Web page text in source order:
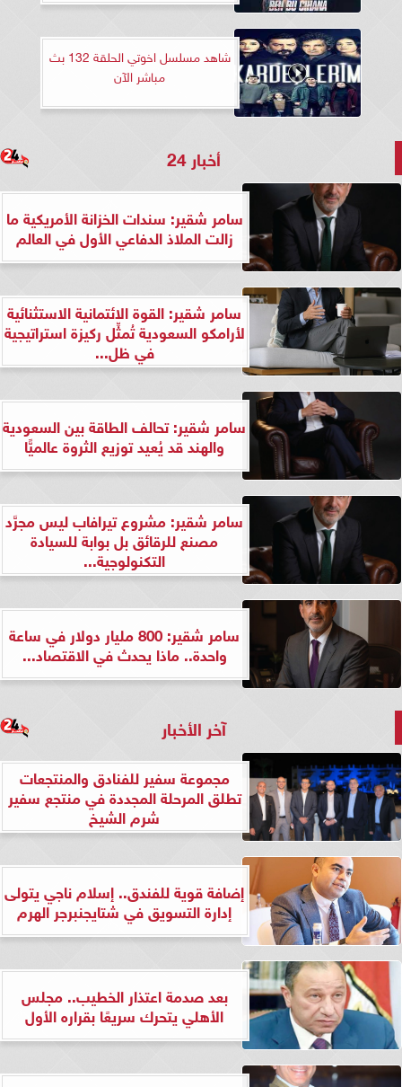
شاهد مسلسل اخوتي الحلقة 132 بث
مباشر الآن
أخبار 24
سامر شقير: سندات الخزانة الأمريكية ما
زالت الملاذ الدفاعي الأول في العالم
سامر شقير: القوة الائتمانية الاستثنائية
لأرامكو السعودية تُمثِّل ركيزة استراتيجية
في ظل...
سامر شقير: تحالف الطاقة بين السعودية
والهند قد يُعيد توزيع الثروة عالميًّا
سامر شقير: مشروع تيرافاب ليس مجرَّد
مصنع للرقائق بل بوابة للسيادة
التكنولوجية...
سامر شقير: 800 مليار دولار في ساعة
واحدة.. ماذا يحدث في الاقتصاد...
آخر الأخبار
مجموعة سفير للفنادق والمنتجعات
تطلق المرحلة المجددة في منتجع سفير
شرم الشيخ
إضافة قوية للفندق.. إسلام ناجي يتولى
إدارة التسويق في شتايجنبرجر الهرم
بعد صدمة اعتذار الخطيب.. مجلس
الأهلي يتحرك سريعًا بقراره الأول